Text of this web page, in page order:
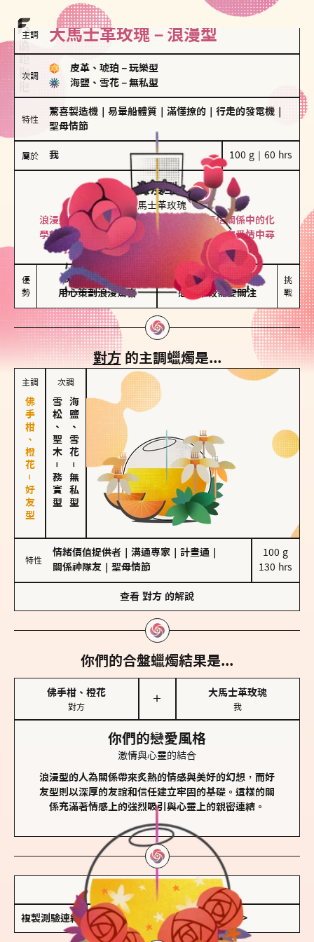
主調 大馬士革玫瑰－浪漫型
次調
皮革、琥珀 － 玩樂型
海鹽、雪花 － 無私型
特性
驚喜製造機 易暈船體質 滿懂撩的 行走的發電機
聖母情節
屬於 我 100 g｜60 hrs
浪漫型
大馬士革玫瑰
浪漫型的人以激情與性吸引力為基礎，深信關係中的化
學效應，認為每次相遇都是命中註定。傾向在愛情中尋
找火花，經常表達對另一半的愛意和讚美。
優
勢
保持戀愛新鮮感
用心策劃浪漫驚喜
情緒起伏較大
感情中較需要關注
挑
戰
對方的主調蠟燭是...
主調
佛手柑、橙花－好友型
次調
雪松、聖木
－
務實型
海鹽、雪花
－
無私型
特性
情緒價值提供者 溝通專家 計畫通
關係神隊友
聖母情節
100 g
130 hrs
查看 對方 的解說
你們的合盤蠟燭結果是...
佛手柑、橙花
對方
＋
大馬士革玫瑰
我
你們的戀愛風格
激情與心靈的結合
浪漫型的人為關係帶來炙熱的情感與美好的幻想，而好
友型則以深厚的友誼和信任建立牢固的基礎。這樣的關
係充滿著情感上的強烈吸引與心靈上的親密連結。
儲存我的結果圖
複製測驗連結 查看香氛類型全解析 >>>